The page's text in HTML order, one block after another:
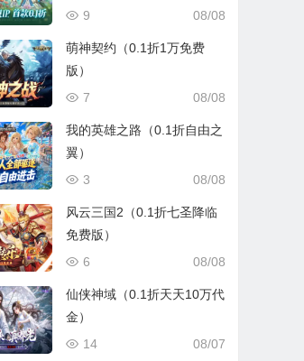
08/08
9
萌神契约（0.1折1万免费
版）
08/08
7
我的英雄之路（0.1折自由之
翼）
08/08
3
风云三国2（0.1折七圣降临
免费版）
08/08
6
仙侠神域（0.1折天天10万代
金）
08/07
14